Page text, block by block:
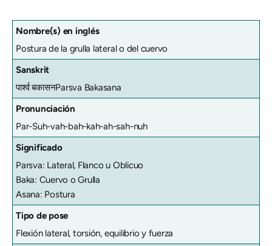
Nombre(s) en inglés
Postura de la grulla lateral o del cuervo
Sanskrit
पार्श्व बकासनParsva Bakasana
Pronunciación
Par-Suh-vah-bah-kah-ah-sah-nuh
Significado
Parsva: Lateral, Flanco u Oblicuo
Baka: Cuervo o Grulla
Asana: Postura
Tipo de pose
Flexión lateral, torsión, equilibrio y fuerza